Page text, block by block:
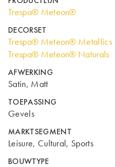
Trespa® Meteon®
DECORSET
Trespa® Meteon® Metallics
Trespa® Meteon® Naturals
AFWERKING
Satin, Matt
TOEPASSING
Gevels
MARKTSEGMENT
Leisure, Cultural, Sports
BOUWTYPE